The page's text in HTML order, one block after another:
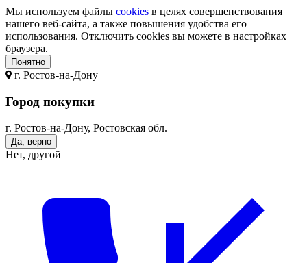
Мы используем файлы cookies в целях совершенствования
нашего веб-сайта, а также повышения удобства его
использования. Отключить cookies вы можете в настройках
браузера.
Понятно
г. Ростов-на-Дону
Город покупки
г. Ростов-на-Дону, Ростовская обл.
Да, верно
Нет, другой